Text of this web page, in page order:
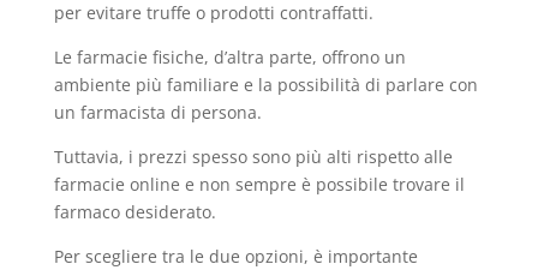
per evitare truffe o prodotti contraffatti.
Le farmacie fisiche, d’altra parte, offrono un
ambiente più familiare e la possibilità di parlare con
un farmacista di persona.
Tuttavia, i prezzi spesso sono più alti rispetto alle
farmacie online e non sempre è possibile trovare il
farmaco desiderato.
Per scegliere tra le due opzioni, è importante